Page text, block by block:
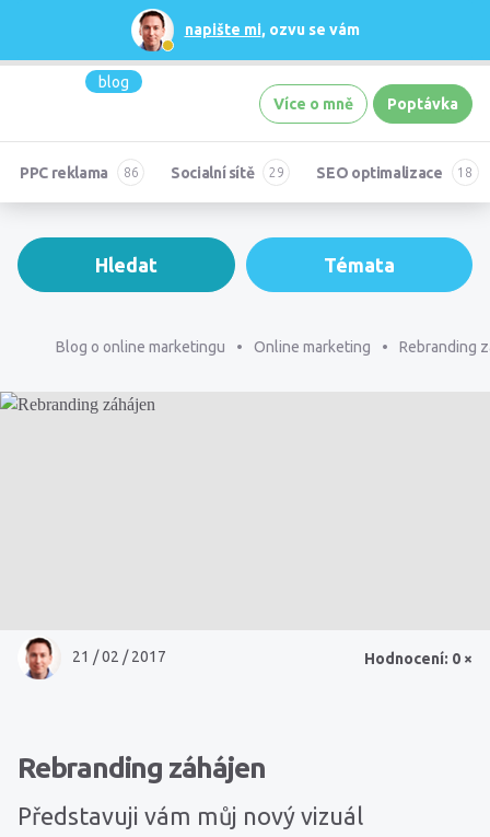
napište mi, ozvu se vám
blog
Více o mně
Poptávka
PPC reklama Socialní sítě SEO optimalizace
Blog o online marketingu Online marketing Rebranding
21 / 02 / 2017 Hodnocení: 0 ×
Rebranding záhájen
Představuji vám můj nový vizuál
Hledat Témata